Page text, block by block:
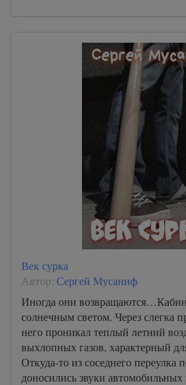
Век сурка
Автор: Сергей Мусаниф
Иногда они
солнечным светом. Через слегка
него проникал теплый летний
выхлопных газов, характерный
Откуда-то из соседнего переулка
доносились звуки